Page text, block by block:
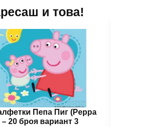
и това!
Пепа Пиг (Peppa
– 20 броя вариант 3